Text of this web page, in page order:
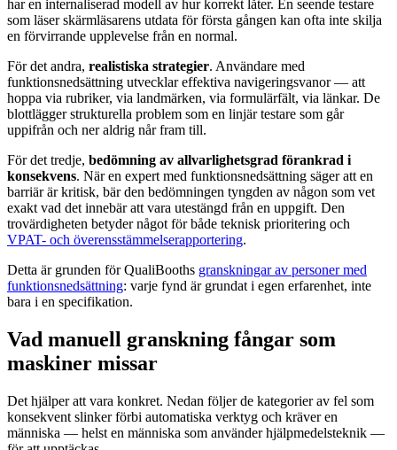
har en internaliserad modell av hur korrekt låter. En seende testare
som läser skärmläsarens utdata för första gången kan ofta inte skilja
en förvirrande upplevelse från en normal.
För det andra, realistiska strategier. Användare med
funktionsnedsättning utvecklar effektiva navigeringsvanor — att
hoppa via rubriker, via landmärken, via formulärfält, via länkar. De
blottlägger strukturella problem som en linjär testare som går
uppifrån och ner aldrig når fram till.
För det tredje, bedömning av allvarlighetsgrad förankrad i
konsekvens. När en expert med funktionsnedsättning säger att en
barriär är kritisk, bär den bedömningen tyngden av någon som vet
exakt vad det innebär att vara utestängd från en uppgift. Den
trovärdigheten betyder något för både teknisk prioritering och
VPAT- och överensstämmelserapportering.
Detta är grunden för QualiBooths granskningar av personer med
funktionsnedsättning: varje fynd är grundat i egen erfarenhet, inte
bara i en specifikation.
Vad manuell granskning fångar som
maskiner missar
Det hjälper att vara konkret. Nedan följer de kategorier av fel som
konsekvent slinker förbi automatiska verktyg och kräver en
människa — helst en människa som använder hjälpmedelsteknik —